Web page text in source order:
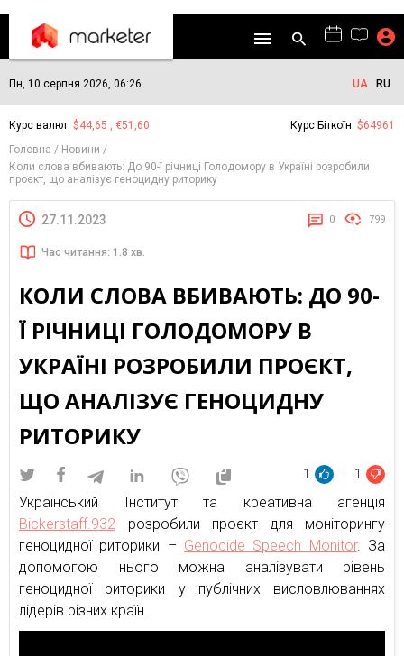
Пн, 10 серпня 2026, 06:26 UA RU
Курс валют: $44,65 , €51,60 Курс Біткоїн: $64961
Головна
Новини
Коли слова вбивають: До 90-ї річниці Голодомору в Україні розробили
проєкт, що аналізує геноцидну риторику
27.11.2023 0 799
Час читання: 1.8 хв.
КОЛИ СЛОВА ВБИВАЮТЬ: ДО 90-
Ї РІЧНИЦІ ГОЛОДОМОРУ В
УКРАЇНІ РОЗРОБИЛИ ПРОЄКТ,
ЩО АНАЛІЗУЄ ГЕНОЦИДНУ
РИТОРИКУ
1 1
Український Інститут та креативна агенція
Bickerstaff.932 розробили проєкт для моніторингу
геноцидної риторики – Genocide Speech Monitor. За
допомогою нього можна аналізувати рівень
геноцидної риторики у публічних висловлюваннях
лідерів різних країн.